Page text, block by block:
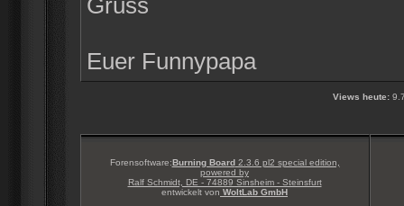
Gruss
Euer Funnypapa
Views heute:
Forensoftware:Burning Board2.3.6 pl2 special edition,
powered by
Ralf Schmidt, DE - 74889 Sinsheim - Steinsfurt
entwickelt von WoltLab GmbH